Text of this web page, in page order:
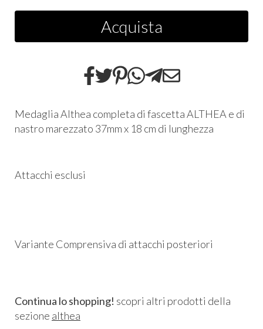
Acquista
Medaglia Althea completa di fascetta ALTHEA e di
nastro marezzato 37mm x 18 cm di lunghezza
Attacchi esclusi
Variante Comprensiva di attacchi posteriori
Continua lo shopping! scopri altri prodotti della
sezione althea